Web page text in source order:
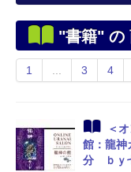
"書籍" の
1 ... 3 4
＜
館：龍
分 ｂｙ